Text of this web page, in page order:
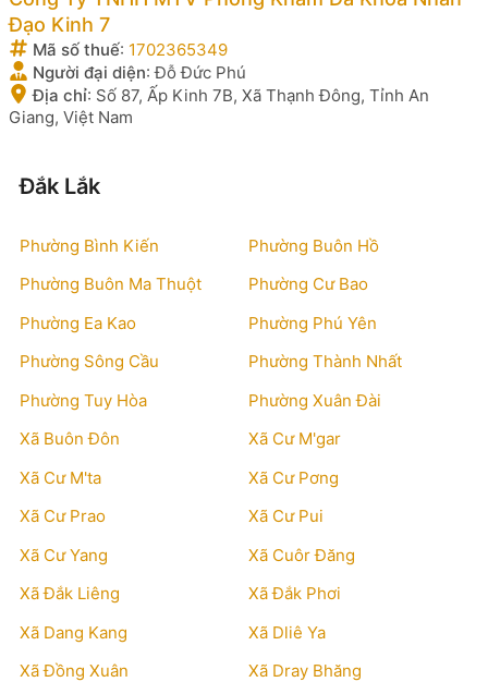
Đạo Kinh 7
Mã số thuế: 1702365349
Người đại diện:Đỗ Đức Phú
Địa chỉ: Số 87, Ấp Kinh 7B, Xã Thạnh Đông, Tỉnh An
Giang, Việt Nam
Đắk Lắk
Phường Bình Kiến
Phường Buôn Hồ
Phường Buôn Ma Thuột
Phường Cư Bao
Phường Ea Kao
Phường Phú Yên
Phường Sông Cầu
Phường Thành Nhất
Phường Tuy Hòa
Phường Xuân Đài
Xã Buôn Đôn
Xã Cư M'gar
Xã Cư M'ta
Xã Cư Pơng
Xã Cư Prao
Xã Cư Pui
Xã Cư Yang
Xã Cuôr Đăng
Xã Đắk Liêng
Xã Đắk Phơi
Xã Dang Kang
Xã Dliê Ya
Xã Đồng Xuân
Xã Dray Bhăng